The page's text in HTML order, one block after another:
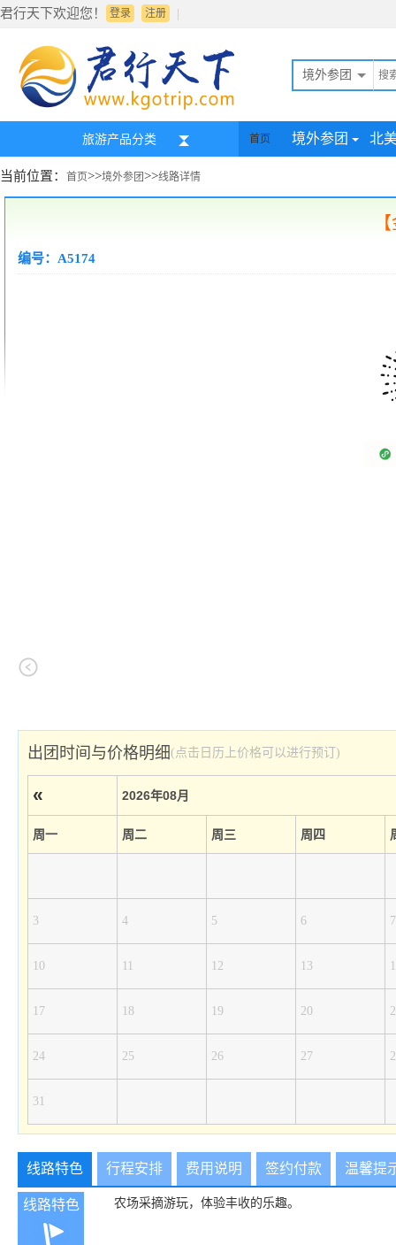
君行天下欢迎您！ 登录 |
注册
境外参团
旅游产品分类 首页 境外参团 北
当前位置： 首页>>境外参团>>线路详情
编号：A5174
出团时间与价格明细(点击日历上价格可以进行预订)
« 2026年08月
周一 周二 周三 周四
3 4 5 6 7
10 11 12 13
17 18 19 20
24 25 26 27
31
线路特色 行程安排 费用说明 签约付款 温馨提
线路特色 农场采摘游玩，体验丰收的乐趣。